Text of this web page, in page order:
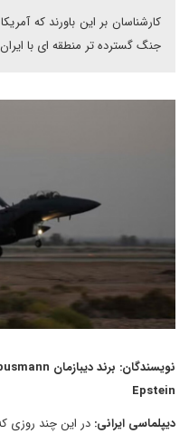
کارشناسان بر این باورند که
جنگ گسترده تر منطقه ای با
Epstein
دیپلماسی ایرانی: در این چند روزی